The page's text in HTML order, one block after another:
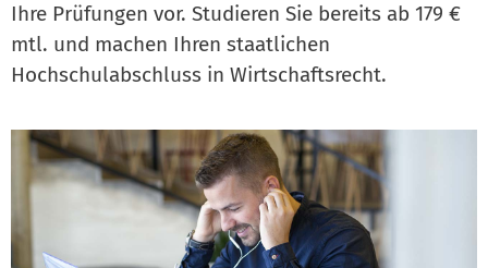
Ihre Prüfungen vor. Studieren Sie bereits ab 179 €
mtl. und machen Ihren staatlichen
Hochschulabschluss in Wirtschaftsrecht.